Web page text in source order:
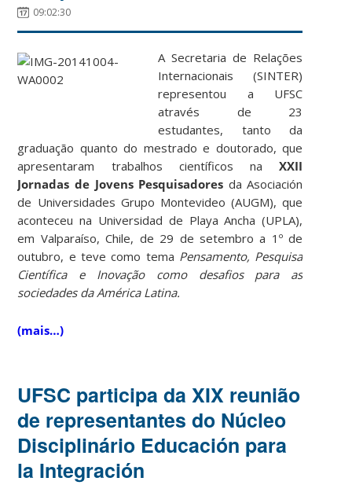
09:02:30
A Secretaria de Relações
Internacionais (SINTER)
representou a UFSC
através de 23
estudantes, tanto da
graduação quanto do mestrado e doutorado, que
apresentaram trabalhos científicos na XXII
Jornadas de Jovens Pesquisadores da Asociación
de Universidades Grupo Montevideo (AUGM), que
aconteceu na Universidad de Playa Ancha (UPLA),
em Valparaíso, Chile, de 29 de setembro a 1º de
outubro, e teve como tema Pensamento, Pesquisa
Científica e Inovação como desafios para as
sociedades da América Latina.
(mais…)
UFSC participa da XIX reunião
de representantes do Núcleo
Disciplinário Educación para
la Integración